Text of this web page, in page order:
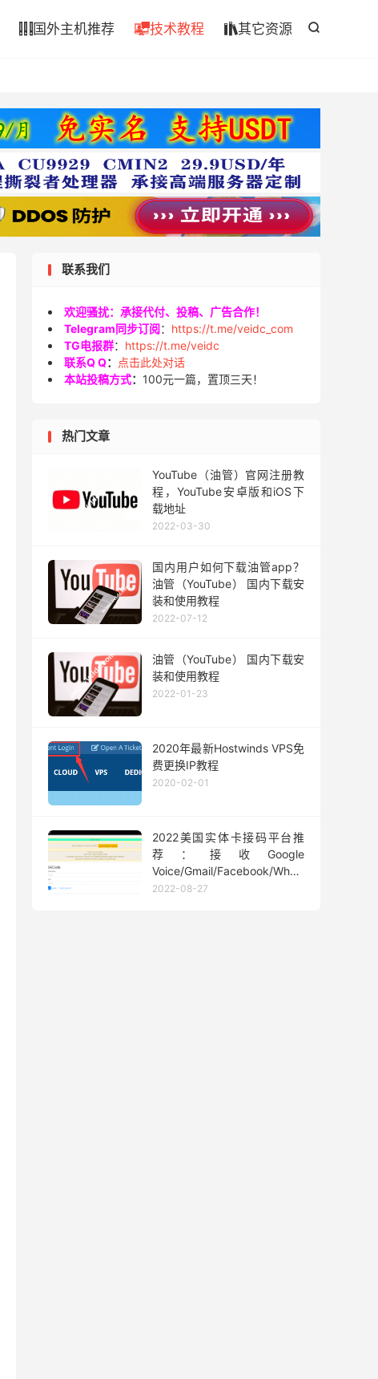

 国外主机推荐 技术教程 其它资源
联系我们
欢迎骚扰：承接代付、投稿、广告合作！
Telegram同步订阅： https://t.me/veidc_com
TG电报群： https://t.me/veidc
联系Q Q：
点击此处对话
本站投稿方式： 100元一篇，置顶三天！
热门文章
YouTube（油管）官网注册教
程，YouTube安卓版和iOS下
载地址
2022-03-30
国内用户如何下载油管app？
油管（YouTube） 国内下载安
装和使用教程
2022-07-12
油管（YouTube） 国内下载安
装和使用教程
2022-01-23
2020年最新Hostwinds VPS免
费更换IP教程
2020-02-01
2022美国实体卡接码平台推
荐：接收Google
Voice/Gmail/Facebook/Whatsapp
等短信验证码
2022-08-27